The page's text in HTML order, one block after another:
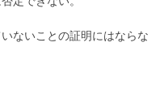
ないことの証明にはならな